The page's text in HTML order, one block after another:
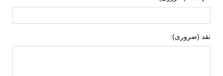
ویژگی کفی داخلی
کفش
طبی
نقد (ضروری):